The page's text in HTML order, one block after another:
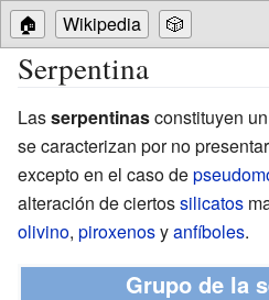
🏠 Wikipedia 🎲
Serpentina
Lasserpentinasconstituyen
se caracterizan por no
excepto en el caso de
alteración de ciertossilicatos
olivino, piroxenosyanfíboles.
Grupo de la